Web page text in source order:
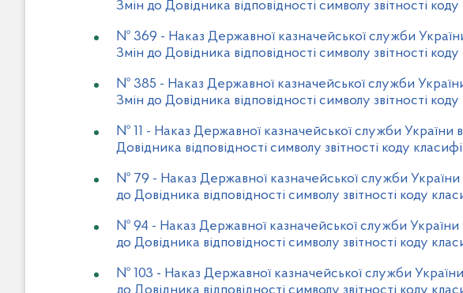
Змін до Довідника відповідності символу звітності
№ 369 - Наказ Державної казначейської служби
Змін до Довідника відповідності символу звітності
№ 385 - Наказ Державної казначейської служби
Змін до Довідника відповідності символу звітності
№ 11 - Наказ Державної казначейської служби України
Довідника відповідності символу звітності коду
№ 79 - Наказ Державної казначейської служби
до Довідника відповідності символу звітності коду
№ 94 - Наказ Державної казначейської служби
до Довідника відповідності символу звітності коду
№ 103 - Наказ Державної казначейської служби